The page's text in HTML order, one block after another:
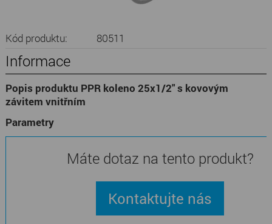
Kód produktu: 80511
Informace
Popis produktu PPR koleno 25x1/2" s kovovým
závitem vnitřním
Parametry
Máte dotaz na tento produkt?
Kontaktujte nás